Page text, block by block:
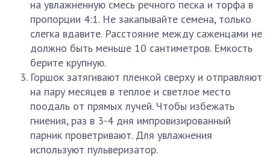
на увлажненную смесь речного песка и торфа в
пропорции 4:1. Не закапывайте семена, только
слегка вдавите. Расстояние между саженцами не
должно быть меньше 10 сантиметров. Емкость
берите крупную.
Горшок затягивают пленкой сверху и отправляют
на пару месяцев в теплое и светлое место
поодаль от прямых лучей. Чтобы избежать
гниения, раз в 3-4 дня импровизированный
парник проветривают. Для увлажнения
используют пульверизатор.